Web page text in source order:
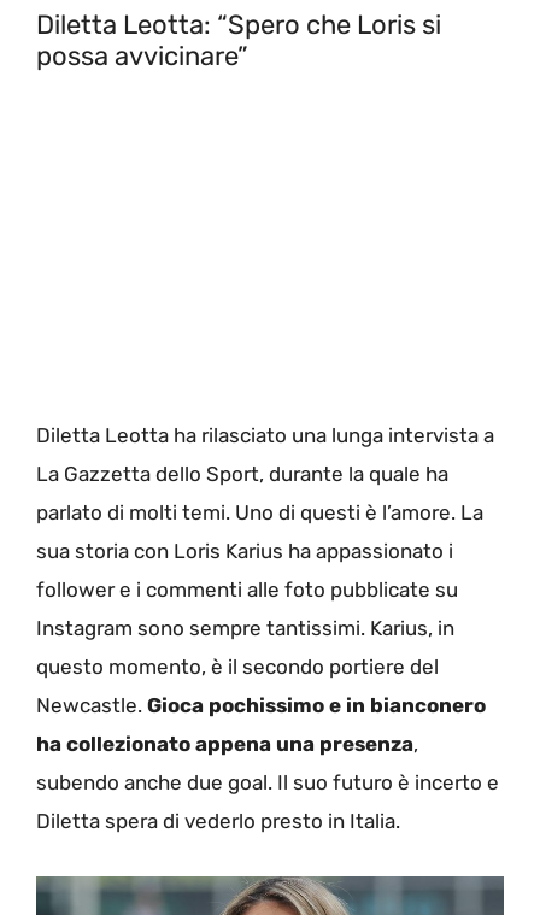
Diletta Leotta: “Spero che Loris si
possa avvicinare”
Diletta Leotta ha rilasciato una lunga intervista a
La Gazzetta dello Sport, durante la quale ha
parlato di molti temi. Uno di questi è l’amore. La
sua storia con Loris Karius ha appassionato i
follower e i commenti alle foto pubblicate su
Instagram sono sempre tantissimi. Karius, in
questo momento, è il secondo portiere del
Newcastle. Gioca pochissimo e in bianconero
ha collezionato appena una presenza,
subendo anche due goal. Il suo futuro è incerto e
Diletta spera di vederlo presto in Italia.